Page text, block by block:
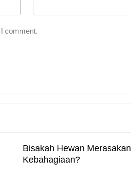
comment.
Bisakah Hewan Merasakan
Kebahagiaan?